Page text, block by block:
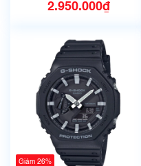
2.950.000₫
Giảm 26%